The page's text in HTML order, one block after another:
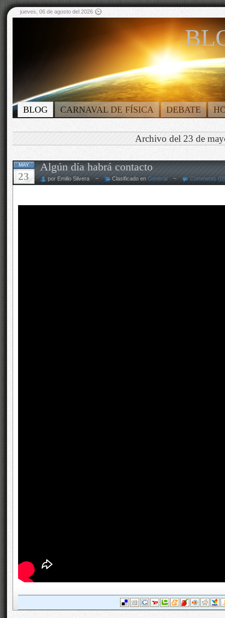
jueves, 06 de agosto del 2026
BLOG CARNAVAL DE FÍSICA DEBATE
Archivo del 23 de
MAY
23
Algún día habrá contacto
por Emilio Silvera ~ Clasificado en General ~ Comments (0)